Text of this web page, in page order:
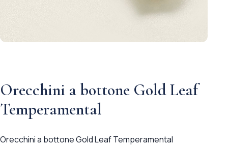
Orecchini a bottone Gold Leaf
Temperamental
Orecchini a bottone Gold Leaf Temperamental